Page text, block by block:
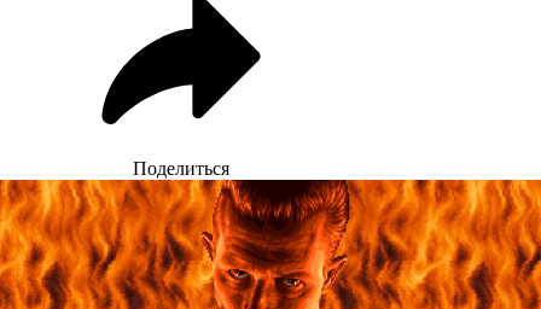
Поделиться